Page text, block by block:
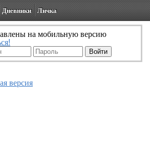
Дневники Личка
на мобильную версию
версия